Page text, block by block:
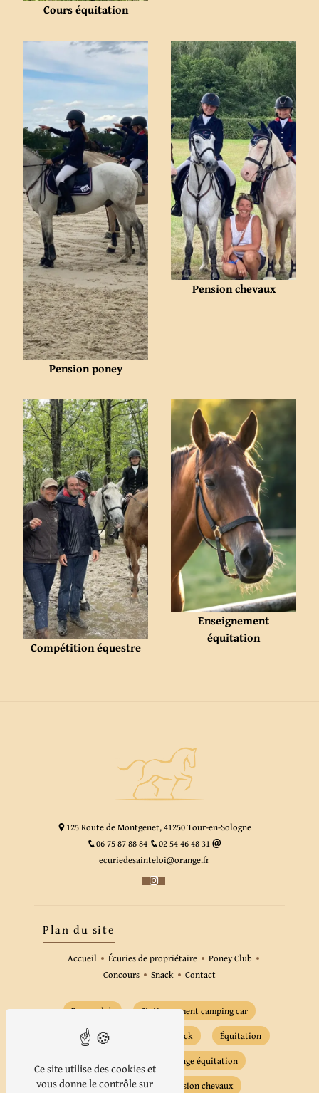
Cours équitation
Pension poney
Pension chevaux
Compétition équestre
Enseignement
équitation
125 Route de Montgenet, 41250 Tour-en-Sologne
06 75 87 88 84
02 54 46 48 31
ecuriedesainteloi@orange.fr
Plan du site
Accueil Écuries de propriétaire
Poney Club
Concours
Snack Contact
Poney club
Stationnement camping car
Écurie de propriétaire
Snack
Équitation
Cours équitation
Stage équitation
Pension poney
Pension chevaux
Ce site utilise des cookies et
vous donne le contrôle sur